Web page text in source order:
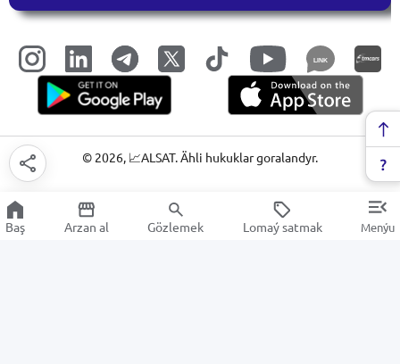
LINK
© 2026, 📈ALSAT. Ähli hukuklar goralandyr.
Baş Arzan al Gözlemek Lomaý satmak Menýu